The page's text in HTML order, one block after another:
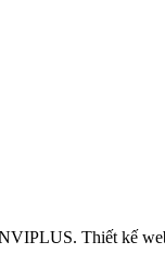
Thiết kế